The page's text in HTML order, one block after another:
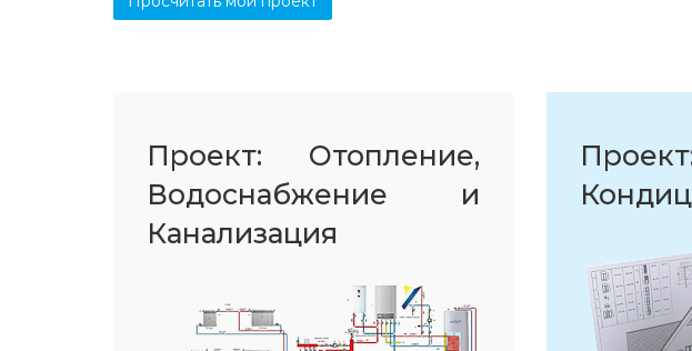
Проект: Отопление,
Водоснабжение и
Канализация